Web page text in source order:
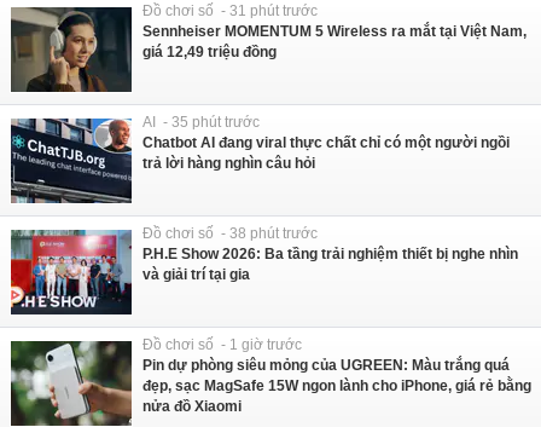
Đồ chơi số - 31 phút trước
Sennheiser MOMENTUM 5 Wireless ra mắt tại Việt Nam,
giá 12,49 triệu đồng
AI - 35 phút trước
Chatbot AI đang viral thực chất chỉ có một người ngồi
trả lời hàng nghìn câu hỏi
Đồ chơi số - 38 phút trước
P.H.E Show 2026: Ba tầng trải nghiệm thiết bị nghe nhìn
và giải trí tại gia
Đồ chơi số - 1 giờ trước
Pin dự phòng siêu mỏng của UGREEN: Màu trắng quá
đẹp, sạc MagSafe 15W ngon lành cho iPhone, giá rẻ bằng
nửa đồ Xiaomi